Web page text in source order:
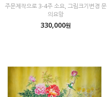
주문제작으로 3-4주 소요, 그림크기변경 문
의요망
330,000원